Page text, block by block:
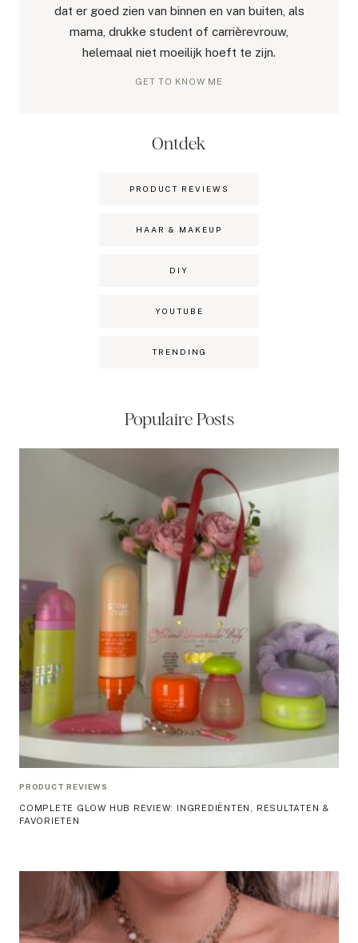
dat er goed zien van binnen en van buiten, als
mama, drukke student of carrièrevrouw,
helemaal niet moeilijk hoeft te zijn.
GET TO KNOW ME
Ontdek
PRODUCT REVIEWS
HAAR & MAKEUP
DIY
YOUTUBE
TRENDING
Populaire Posts
PRODUCT REVIEWS
COMPLETE GLOW HUB REVIEW: INGREDIËNTEN, RESULTATEN &
FAVORIETEN